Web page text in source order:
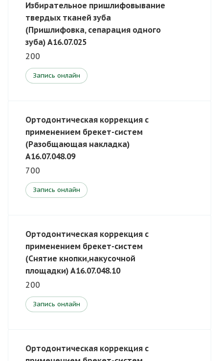
Избирательное пришлифовывание
твердых тканей зуба
(Пришлифовка, сепарация одного
зуба) A16.07.025
200
Запись онлайн
Ортодонтическая коррекция с
применением брекет-систем
(Разобщающая накладка)
A16.07.048.09
700
Запись онлайн
Ортодонтическая коррекция с
применением брекет-систем
(Снятие кнопки,накусочной
площадки) A16.07.048.10
200
Запись онлайн
Ортодонтическая коррекция с